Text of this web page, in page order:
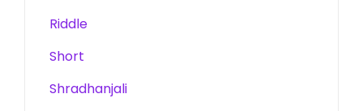
Riddle
Short
Shradhanjali